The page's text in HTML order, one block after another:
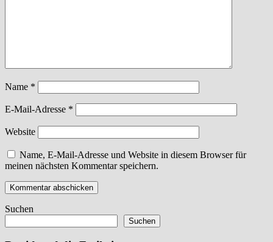
Name *
E-Mail-Adresse *
Website
Name, E-Mail-Adresse und Website in diesem Browser für
meinen nächsten Kommentar speichern.
Suchen
Suchen